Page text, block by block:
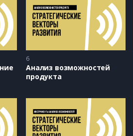
6
Анализ возможностей
продукта